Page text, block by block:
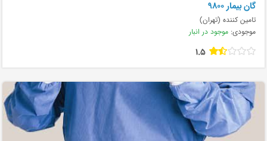
گان بیمار ۹۸۰۰
تامین کننده (تهران)
موجودی: موجود در انبار
1.5